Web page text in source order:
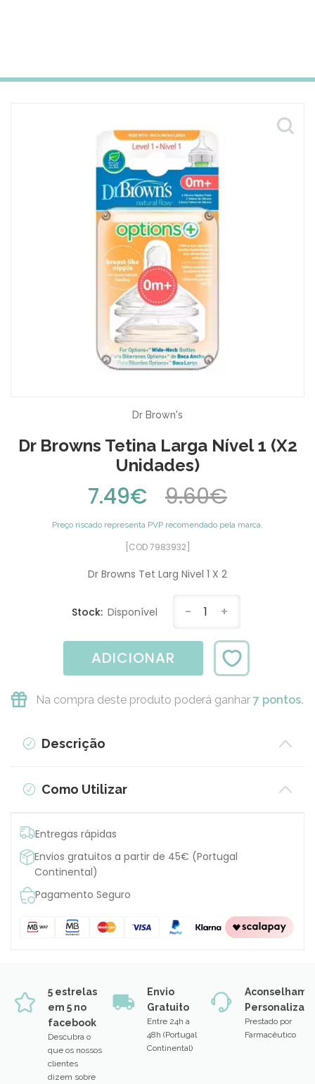
Dr Brown's
Dr Browns Tetina Larga Nível 1 (x2
Unidades)
7.49€ 9.60€
Preço riscado representa PVP recomendado pela marca.
[COD 7983932]
Dr Browns Tet Larg Nivel 1 X 2
Stock: Disponível - 1 +
ADICIONAR
Na compra deste produto poderá ganhar 7 pontos.
Descrição
Como Utilizar
Entregas rápidas
Envios gratuitos a partir de 45€ (Portugal
Continental)
Pagamento Seguro
5 estrelas
em 5 no
facebook
Descubra o
que os nossos
clientes
dizem sobre
Envio
Gratuito
Entre 24h a
48h (Portugal
Continental)
Prestado por
Farmacêutico